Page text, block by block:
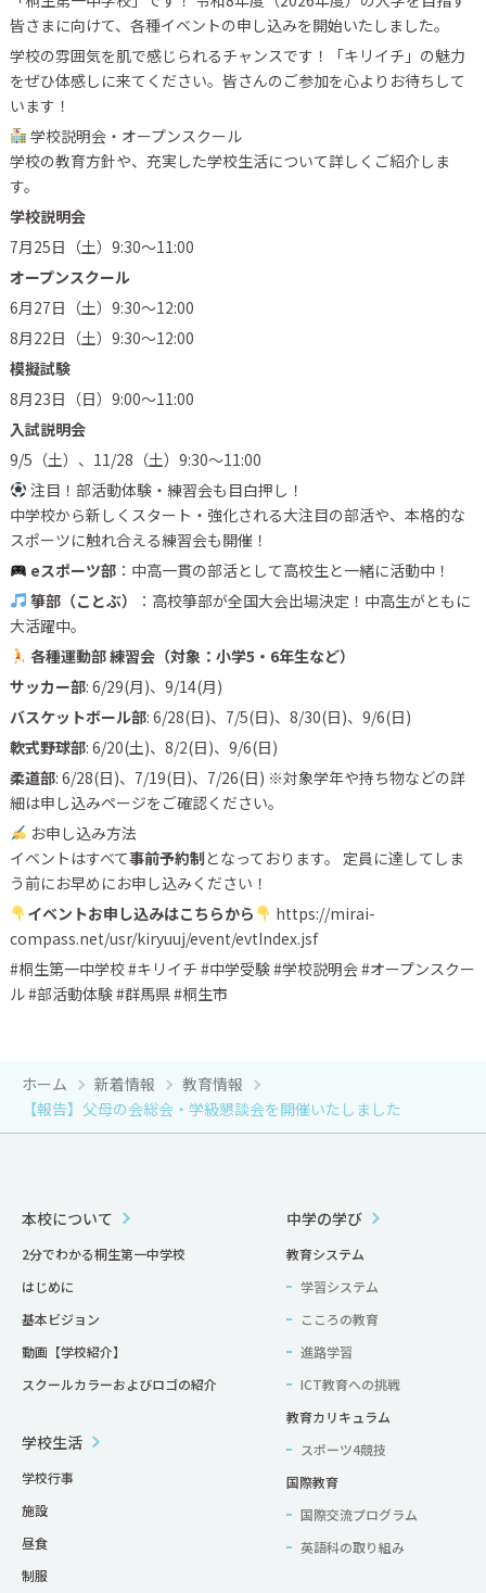
皆さまに向けて、各種イベントの申し込みを開始いたしました。
学校の雰囲気を肌で感じられるチャンスです！「キリイチ」の魅力
をぜひ体感しに来てください。皆さんのご参加を心よりお待ちして
います！
学校説明会・オープンスクール
学校の教育方針や、充実した学校生活について詳しくご紹介しま
す。
学校説明会
7月25日（土）9:30〜11:00
オープンスクール
6月27日（土）9:30〜12:00
8月22日（土）9:30〜12:00
模擬試験
8月23日（日）9:00〜11:00
入試説明会
9/5（土）、11/28（土）9:30〜11:00
注目！部活動体験・練習会も目白押し！
中学校から新しくスタート・強化される大注目の部活や、本格的な
スポーツに触れ合える練習会も開催！
eスポーツ部：中高一貫の部活として高校生と一緒に活動中！
箏部（ことぶ）
：高校箏部が全国大会出場決定！中高生がともに
大活躍中。
各種運動部 練習会（対象：小学5・6年生など）
サッカー部: 6/29(月)、9/14(月)
バスケットボール部: 6/28(日)、7/5(日)、8/30(日)、9/6(日)
軟式野球部: 6/20(土)、8/2(日)、9/6(日)
柔道部: 6/28(日)、7/19(日)、7/26(日) ※対象学年や持ち物などの詳
細は申し込みページをご確認ください。
お申し込み方法
イベントはすべて事前予約制 となっております。 定員に達してしま
う前にお早めにお申し込みください！
イベントお申し込みはこちらから
https://mirai-
compass.net/usr/kiryuuj/event/evtIndex.jsf
#桐生第一中学校 #キリイチ #中学受験 #学校説明会 #オープンスクー
ル #部活動体験 #群馬県 #桐生市
ホーム 新着情報
教育情報
【報告】父母の会総会・学級懇談会を開催いたしました
本校について
2分でわかる桐生第一中学校
はじめに
基本ビジョン
動画【学校紹介】
スクールカラーおよびロゴの紹介
中学の学び
教育システム
学習システム
こころの教育
進路学習
ICT教育への挑戦
教育カリキュラム
スポーツ4競技
国際教育
国際交流プログラム
英語科の取り組み
学校生活
学校行事
施設
昼食
制服